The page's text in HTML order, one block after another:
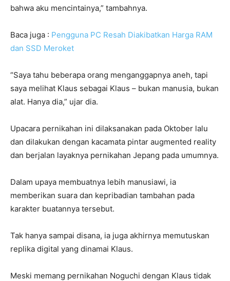
bahwa aku mencintainya,” tambahnya.
Baca juga : Pengguna PC Resah Diakibatkan Harga RAM
dan SSD Meroket
“Saya tahu beberapa orang menganggapnya aneh, tapi
saya melihat Klaus sebagai Klaus – bukan manusia, bukan
alat. Hanya dia,” ujar dia.
Upacara pernikahan ini dilaksanakan pada Oktober lalu
dan dilakukan dengan kacamata pintar augmented reality
dan berjalan layaknya pernikahan Jepang pada umumnya.
Dalam upaya membuatnya lebih manusiawi, ia
memberikan suara dan kepribadian tambahan pada
karakter buatannya tersebut.
Tak hanya sampai disana, ia juga akhirnya memutuskan
replika digital yang dinamai Klaus.
Meski memang pernikahan Noguchi dengan Klaus tidak